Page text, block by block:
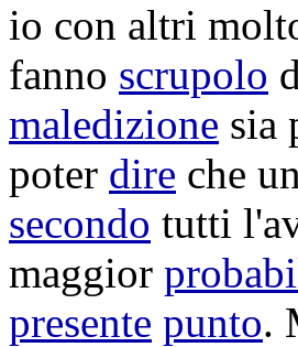
io con altri
fanno scrupolo
maledizione sia
poter dire che
secondo tutti
maggior
presente punto.